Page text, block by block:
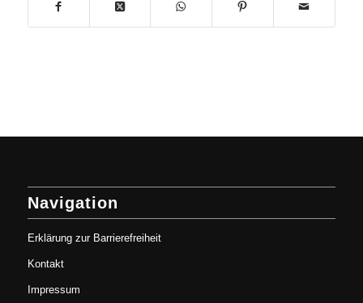
Navigation
Erklärung zur Barrierefreiheit
Kontakt
Impressum